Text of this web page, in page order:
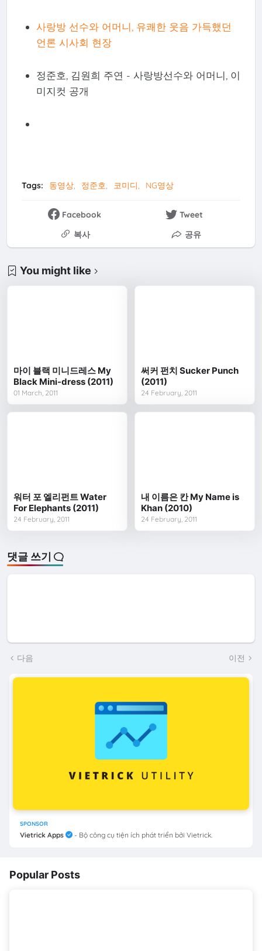
사랑방 선수와 어머니, 유쾌한 웃음 가득했던
언론 시사회 현장
정준호, 김원희 주연 - 사랑방선수와 어머니, 이
미지컷 공개
Tags: 동영상 정준호 코미디 NG영상
Facebook
Tweet
복사
공유
You might like
마이 블랙 미니드레스 My
Black Mini-dress (2011)
01 March, 2011
써커 펀치 Sucker Punch
(2011)
24 February, 2011
워터 포 엘리펀트 Water
For Elephants (2011)
24 February, 2011
내 이름은 칸 My Name is
Khan (2010)
24 February, 2011
댓글 쓰기
다음 이전
SPONSOR
Vietrick Apps - Bộ công cụ tiện ích phát triển bởi Vietrick.
Popular Posts